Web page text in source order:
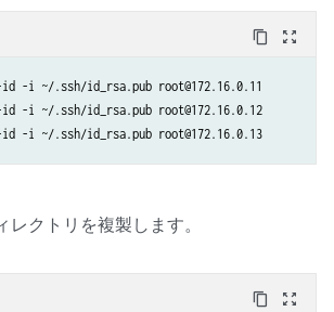
content_copy zoom_out_map
id -i ~/.ssh/id_rsa.pub root@172.16.0.11
id -i ~/.ssh/id_rsa.pub root@172.16.0.12
ssh-copy-id -i ~/.ssh/id_rsa.pub root@172.16.0.13
レクトリを複製します。
content_copy zoom_out_map